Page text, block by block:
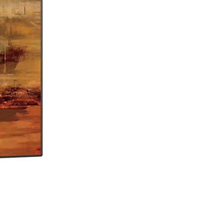
WAV (.wav) packed/unpacked
FLAC
MP3
DSD64: DSF, DFF
Apple Lossless
Monkey’s
IMPORTANT: UpnP server must support
DSD streaming in order to stream DSD
files.
SUPPORTED MEDIA SERVERS
All UPnP
DLNA
Roon